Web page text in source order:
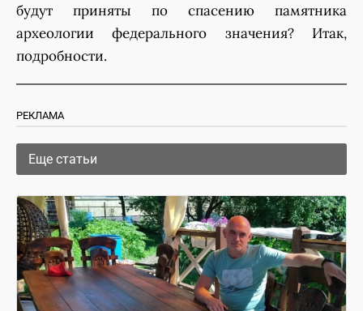
будут приняты по спасению памятника
археологии федерального значения? Итак,
подробности.
РЕКЛАМА
Еще статьи